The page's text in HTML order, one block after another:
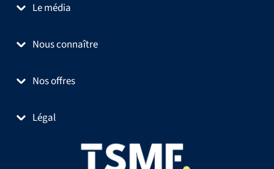
Le média
Nous connaître
Nos offres
Légal